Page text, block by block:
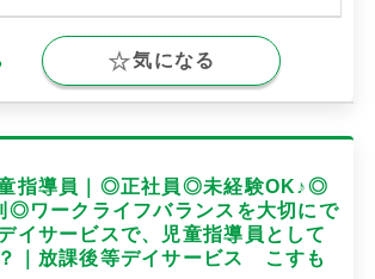
気になる
童指導員｜◎正社員◎未経験OK♪◎
◎ワークライフバランスを大切にで
イサービスで、児童指導員として
｜放課後等デイサービス こすも